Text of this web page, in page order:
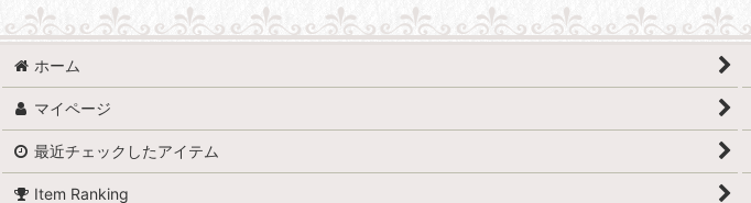
ホーム
マイページ
最近チェックしたアイテム
Item Ranking